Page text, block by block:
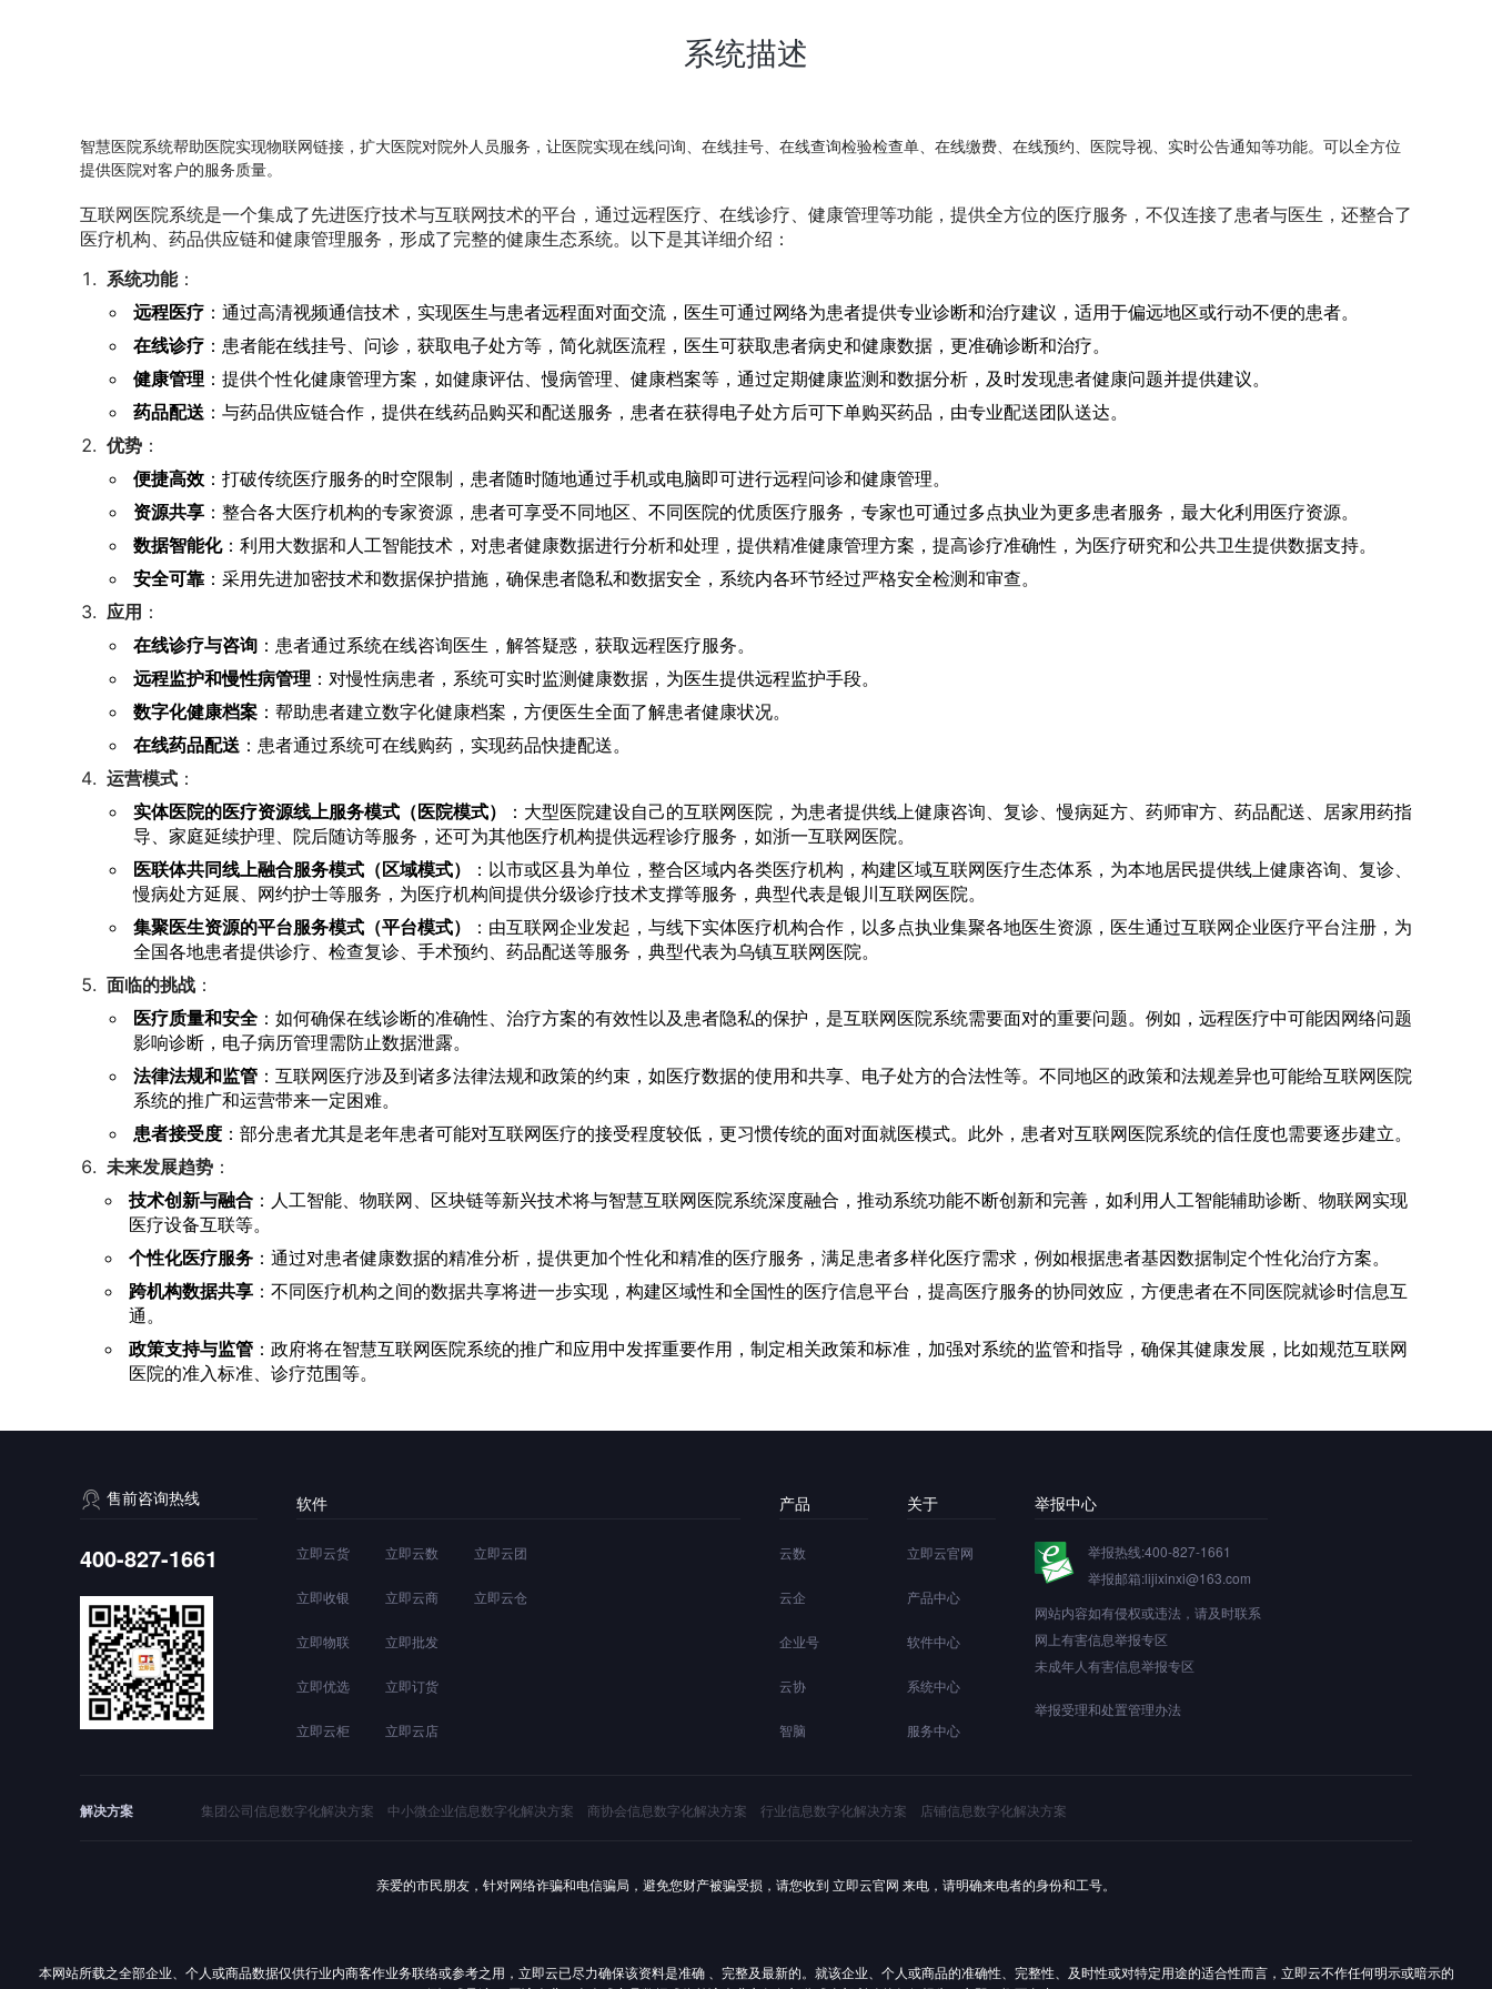
系统描述
智慧医院系统帮助医院实现物联网链接，扩大医院对院外人员服务，让医院实现在线问询、在线挂号、在线查询检验检查单、在线缴费、在线预约、医院导视、实时公告通知等功能。可以全方位
提供医院对客户的服务质量。
互联网医院系统是一个集成了先进医疗技术与互联网技术的平台，通过远程医疗、在线诊疗、健康管理等功能，提供全方位的医疗服务，不仅连接了患者与医生，还整合了
医疗机构、药品供应链和健康管理服务，形成了完整的健康生态系统。以下是其详细介绍：
系统功能：
远程医疗 ：通过高清视频通信技术，实现医生与患者远程面对面交流，医生可通过网络为患者提供专业诊断和治疗建议，适用于偏远地区或行动不便的患者。
在线诊疗 ：患者能在线挂号、问诊，获取电子处方等，简化就医流程，医生可获取患者病史和健康数据，更准确诊断和治疗。
健康管理 ：提供个性化健康管理方案，如健康评估、慢病管理、健康档案等，通过定期健康监测和数据分析，及时发现患者健康问题并提供建议。
药品配送 ：与药品供应链合作，提供在线药品购买和配送服务，患者在获得电子处方后可下单购买药品，由专业配送团队送达。
优势 ：
便捷高效 ：打破传统医疗服务的时空限制，患者随时随地通过手机或电脑即可进行远程问诊和健康管理。
资源共享 ：整合各大医疗机构的专家资源，患者可享受不同地区、不同医院的优质医疗服务，专家也可通过多点执业为更多患者服务，最大化利用医疗资源。
数据智能化：利用大数据和人工智能技术，对患者健康数据进行分析和处理，提供精准健康管理方案，提高诊疗准确性，为医疗研究和公共卫生提供数据支持。
安全可靠 ：采用先进加密技术和数据保护措施，确保患者隐私和数据安全，系统内各环节经过严格安全检测和审查。
应用 ：
在线诊疗与咨询 ：患者通过系统在线咨询医生，解答疑惑，获取远程医疗服务。
远程监护和慢性病管理 ：对慢性病患者，系统可实时监测健康数据，为医生提供远程监护手段。
数字化健康档案 ：帮助患者建立数字化健康档案，方便医生全面了解患者健康状况。
在线药品配送 ：患者通过系统可在线购药，实现药品快捷配送。
运营模式 ：
实体医院的医疗资源线上服务模式（医院模式）
：大型医院建设自己的互联网医院，为患者提供线上健康咨询、复诊、慢病延方、药师审方、药品配送、居家用药指
导、家庭延续护理、院后随访等服务，还可为其他医疗机构提供远程诊疗服务，如浙一互联网医院。
医联体共同线上融合服务模式（区域模式）
：以市或区县为单位，整合区域内各类医疗机构，构建区域互联网医疗生态体系，为本地居民提供线上健康咨询、复诊、
慢病处方延展、网约护士等服务，为医疗机构间提供分级诊疗技术支撑等服务，典型代表是银川互联网医院。
集聚医生资源的平台服务模式（平台模式）
：由互联网企业发起，与线下实体医疗机构合作，以多点执业集聚各地医生资源，医生通过互联网企业医疗平台注册，为
全国各地患者提供诊疗、检查复诊、手术预约、药品配送等服务，典型代表为乌镇互联网医院。
面临的挑战 ：
医疗质量和安全 ：如何确保在线诊断的准确性、治疗方案的有效性以及患者隐私的保护，是互联网医院系统需要面对的重要问题。例如，远程医疗中可能因网络问题
影响诊断，电子病历管理需防止数据泄露。
法律法规和监管 ：互联网医疗涉及到诸多法律法规和政策的约束，如医疗数据的使用和共享、电子处方的合法性等。不同地区的政策和法规差异也可能给互联网医院
系统的推广和运营带来一定困难。
患者接受度 ：部分患者尤其是老年患者可能对互联网医疗的接受程度较低，更习惯传统的面对面就医模式。此外，患者对互联网医院系统的信任度也需要逐步建立。
未来发展趋势 ：
技术创新与融合 ：人工智能、物联网、区块链等新兴技术将与智慧互联网医院系统深度融合，推动系统功能不断创新和完善，如利用人工智能辅助诊断、物联网实现
医疗设备互联等。
个性化医疗服务 ：通过对患者健康数据的精准分析，提供更加个性化和精准的医疗服务，满足患者多样化医疗需求，例如根据患者基因数据制定个性化治疗方案。
跨机构数据共享 ：不同医疗机构之间的数据共享将进一步实现，构建区域性和全国性的医疗信息平台，提高医疗服务的协同效应，方便患者在不同医院就诊时信息互
通。
政策支持与监管 ：政府将在智慧互联网医院系统的推广和应用中发挥重要作用，制定相关政策和标准，加强对系统的监管和指导，确保其健康发展，比如规范互联网
医院的准入标准、诊疗范围等。
售前咨询热线
400-827-1661
软件
立即云货
立即收银
立即物联
立即优选
立即云柜
立即云数
立即云商
立即批发
立即订货
立即云店
立即云团
立即云仓
产品
云数
云企
企业号
云协
智脑
关于
立即云官网
产品中心
软件中心
系统中心
服务中心
举报中心
举报热线:400-827-1661
举报邮箱:lijixinxi@163.com
网站内容如有侵权或违法，请及时联系
网上有害信息举报专区
未成年人有害信息举报专区
举报受理和处置管理办法
解决方案 集团公司信息数字化解决方案 中小微企业信息数字化解决方案 商协会信息数字化解决方案 行业信息数字化解决方案 店铺信息数字化解决方案
亲爱的市民朋友，针对网络诈骗和电信骗局，避免您财产被骗受损，请您收到 立即云官网 来电，请明确来电者的身份和工号。
本网站所载之全部企业、个人或商品数据仅供行业内商客作业务联络或参考之用，立即云已尽力确保该资料是准确 、完整及最新的。就该企业、个人或商品的准确性、完整性、及时性或对特定用途的适合性而言，立即云不作任何明示或暗示的